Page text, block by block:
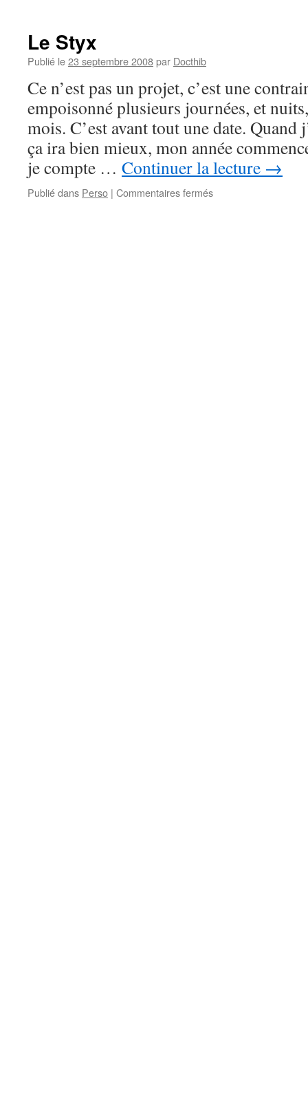
Le Styx
Publié le23 septembre 2008par Docthib
Ce n’est pas un projet, c’est une
empoisonné plusieurs journées, et
mois. C’est avant tout une date.
ça ira bien mieux, mon année
je compte … Continuer la lecture →
Publié dans Perso | Commentaires ferméssur